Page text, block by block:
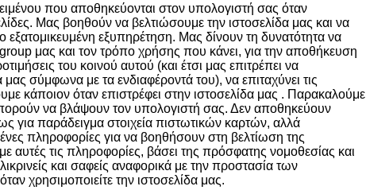
που αποθηκεύονται στον υπολογιστή σας όταν
Μας βοηθούν να βελτιώσουμε την ιστοσελίδα μας και να
εξατομικευμένη εξυπηρέτηση. Μας δίνουν τη δυνατότητα να
μας και τον τρόπο χρήσης που κάνει, για την αποθήκευση
του κοινού αυτού (και έτσι μας επιτρέπει να
σύμφωνα με τα ενδιαφέροντά του), να επιταχύνει τις
κάποιον όταν επιστρέφει στην ιστοσελίδα μας . Παρακαλούμε
να βλάψουν τον υπολογιστή σας. Δεν αποθηκεύουν
για παράδειγμα στοιχεία πιστωτικών καρτών, αλλά
πληροφορίες για να βοηθήσουν στη βελτίωση της
αυτές τις πληροφορίες, βάσει της πρόσφατης νομοθεσίας και
και σαφείς αναφορικά με την προστασία των
χρησιμοποιείτε την ιστοσελίδα μας.